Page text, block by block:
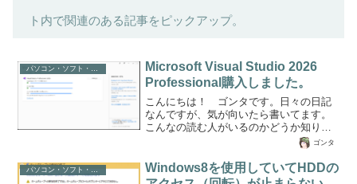
ト内で関連のある記事をピックアップ。
Microsoft Visual Studio 2026
Professional購入しました。
こんにちは！ ゴンタです。日々の日記
なんですが、気が向いたら書いてます。
こんなの読む人がいるのかどうか知りま
せんが、MicrosoftのVisual Studio 2026
Professional購入しました。いままではサ
ブスクリプションを使用してたのです
が、IDEバージョンをドーンと買ってしま
ゴンタ
パソコン・ソフト・ゲーム関係
Windows8を使用していてHDDの